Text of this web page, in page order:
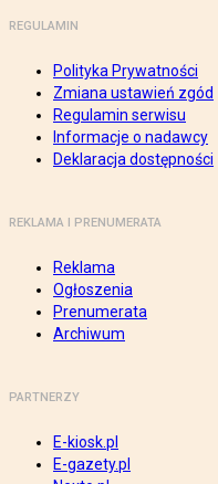
REGULAMIN
Polityka Prywatności
Zmiana ustawień zgód
Regulamin serwisu
Informacje o nadawcy
Deklaracja dostępności
REKLAMA I PRENUMERATA
Reklama
Ogłoszenia
Prenumerata
Archiwum
PARTNERZY
E-kiosk.pl
E-gazety.pl